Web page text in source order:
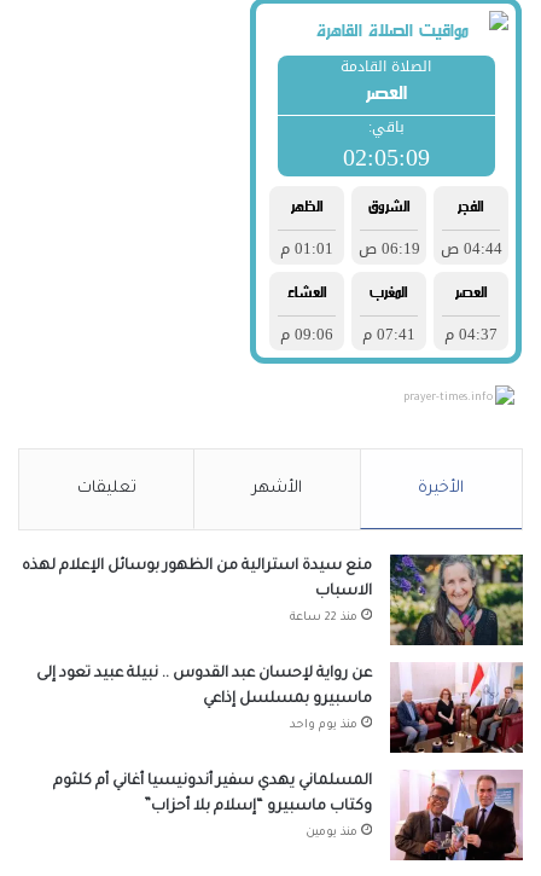
prayer-times.info
الأخيرة الأشهر تعليقات
منع سيدة استرالية من الظهور بوسائل الإعلام لهذه
الاسباب
منذ 22 ساعة
عن رواية لإحسان عبد القدوس .. نبيلة عبيد تعود إلى
ماسبيرو بمسلسل إذاعي
منذ يوم واحد
المسلماني يهدي سفير أندونيسيا أغاني أم كلثوم
وكتاب ماسبيرو “إسلام بلا أحزاب”
منذ يومين